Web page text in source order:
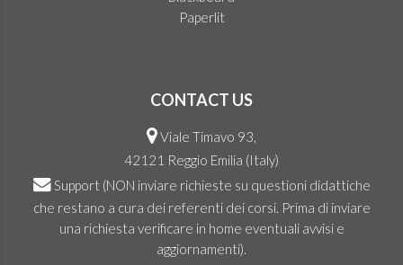
Paperlit
CONTACT US
Viale Timavo 93,
42121 Reggio Emilia (Italy)
Support (NON inviare richieste su questioni didattiche
che restano a cura dei referenti dei corsi. Prima di inviare
una richiesta verificare in home eventuali avvisi e
aggiornamenti).